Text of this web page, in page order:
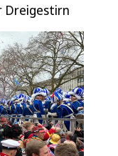
Dreigestirn